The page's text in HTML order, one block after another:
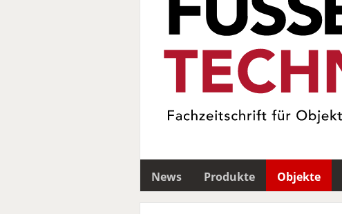
News Produkte Objekte